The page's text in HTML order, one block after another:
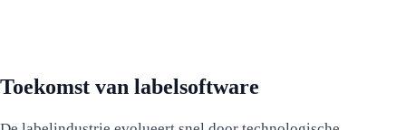
Toekomst van labelsoftware